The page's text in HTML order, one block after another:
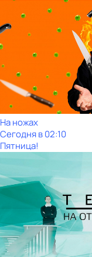
На ножах
Сегодня в 02:10
Пятница!